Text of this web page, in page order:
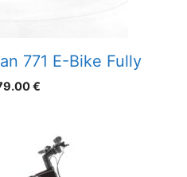
771 E-Bike Fully
€